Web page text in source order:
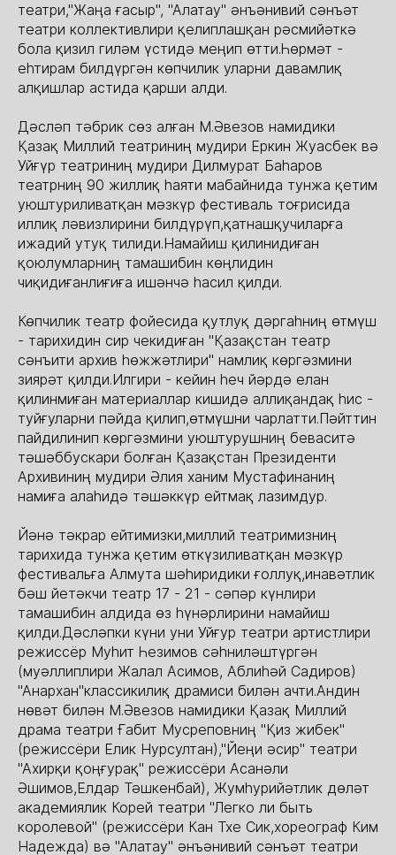
театри,"Жаңа ғасыр", "Алатау" әнъәнивий сәнъәт
театри коллективлири қелиплашқан рәсмийәткә
бола қизил гиләм үстидә меңип өтти.Һөрмәт -
еһтирам билдүргән көпчилик уларни давамлиқ
алқишлар астида қарши алди.
Дәсләп тәбрик сөз алған М.Әвезов намидики
Қазақ Миллий театриниң мудири Еркин Жуасбек вә
Уйғүр театриниң мудири Дилмурат Баһаров
театрниң 90 жиллиқ һаяти мабайнида тунжа қетим
уюштуриливатқан мәзкүр фестиваль тоғрисида
иллиқ ләвизлирини билдүрүп,қатнашқучиларға
ижадий утуқ тилиди.Намайиш қилинидиған
қоюлумларниң тамашибин көңлидин
чиқидиғанлиғиға ишәнчә һасил қилди.
Көпчилик театр фойесида қутлуқ дәргаһниң өтмүш
- тарихидин сир чекидиған "Қазақстан театр
сәнъити архив һөжжәтлири" намлиқ көргәзмини
зиярәт қилди.Илгири - кейин һеч йәрдә елан
қилинмиған материаллар кишидә аллиқандақ һис -
туйғуларни пәйда қилип,өтмүшни чарлатти.Пәйттин
пайдилинип көргәзмини уюштурушниң беваситә
тәшәббускари болған Қазақстан Президенти
Архивиниң мудири Әлия ханим Мустафинаниң
намиға алаһидә тәшәккүр ейтмақ лазимдур.
Йәнә тәкрар ейтимизки,миллий театримизниң
тарихида тунжа қетим өткүзиливатқан мәзкүр
фестивальға Алмута шәһиридики ғоллуқ,инавәтлик
бәш йетәкчи театр 17 - 21 - сәпәр күнлири
тамашибин алдида өз һүнәрлирини намайиш
қилди.Дәсләпки күни уни Уйғур театри артистлири
режиссёр Муһит Һезимов сәһниләштүргән
(муәллиплири Жалал Асимов, Аблиһәй Садиров)
"Анархан"классикилиқ драмиси билән ачти.Андин
нөвәт билән М.Әвезов намидики Қазақ Миллий
драма театри Ғабит Мусреповниң "Қиз жибек"
(режиссёри Елик Нурсултан),"Йеңи әсир" театри
"Ахирқи қоңғурақ" режиссёри Асанәли
Әшимов,Елдар Тәшкенбай), Жумһурийәтлик дөләт
академиялик Корей театри "Легко ли быть
королевой" (режиссёри Кан Тхе Сик,хореограф Ким
Надежда) вә "Алатау" әнъәнивий сәнъәт театри